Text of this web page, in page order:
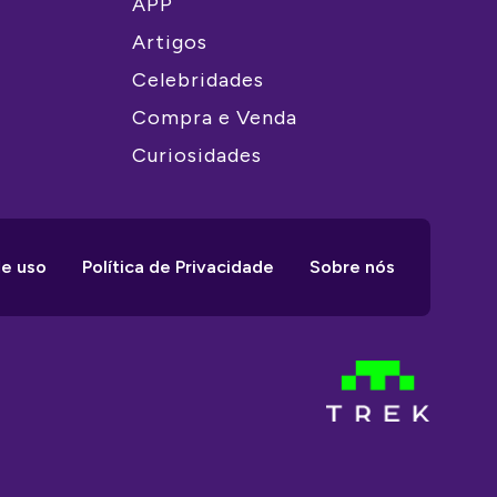
Artigos
Celebridades
Compra e Venda
Curiosidades
uso Política de Privacidade Sobre nós